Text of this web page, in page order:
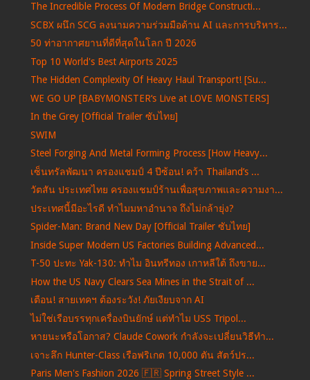
The Incredible Process Of Modern Bridge Constructi...
SCBX ผนึก SCG ลงนามความร่วมมือด้าน AI และการบริหาร...
50 ท่าอากาศยานที่ดีที่สุดในโลก ปี 2026
Top 10 World's Best Airports 2025
The Hidden Complexity Of Heavy Haul Transport! [Su...
WE GO UP [BABYMONSTER‘s Live at LOVE MONSTERS]
In the Grey [Official Trailer ซับไทย]
SWIM
Steel Forging And Metal Forming Process [How Heavy...
เซ็นทรัลพัฒนา ครองแชมป์ 4 ปีซ้อน! คว้า Thailand’s ...
วัตสัน ประเทศไทย ครองแชมป์ร้านเพื่อสุขภาพและความงา...
ประเทศนี้มีอะไรดี ทำไมมหาอำนาจ ถึงไม่กล้ายุ่ง?
Spider-Man: Brand New Day [Official Trailer ซับไทย]
Inside Super Modern US Factories Building Advanced...
T-50 ปะทะ Yak-130: ทำไม อินทรีทอง เกาหลีใต้ ถึงขาย...
How the US Navy Clears Sea Mines in the Strait of ...
เตือน! สายเทคฯ ต้องระวัง! ภัยเงียบจาก AI
ไม่ใช่เรือบรรทุกเครื่องบินยักษ์ แต่ทำไม USS Tripol...
หายนะหรือโอกาส? Claude Cowork กำลังจะเปลี่ยนวิธีทำ...
เจาะลึก Hunter-Class เรือฟริเกต 10,000 ตัน สัตว์ปร...
Paris Men's Fashion 2026 🇫🇷 Spring Street Style ...